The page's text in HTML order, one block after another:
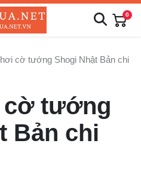
0
cờ tướng Shogi Nhật Bản chi
cờ tướng
Bản chi